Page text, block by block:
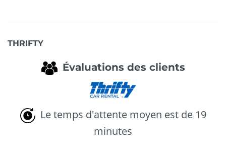
THRIFTY
Évaluations des clients
Le temps d'attente moyen est de 19
minutes